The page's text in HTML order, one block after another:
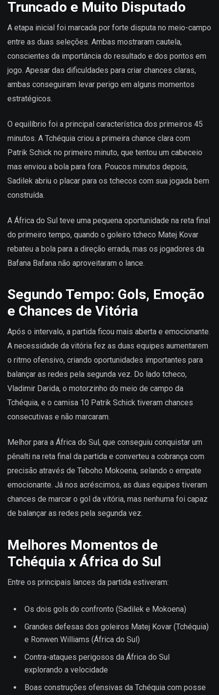
Truncado e Muito Disputado
A etapa inicial foi marcada por forte disputa no meio-campo
entre as duas seleções. Ambas mostraram cautela,
conscientes da importância do resultado e dos pontos em
jogo. Apesar das dificuldades para criar chances claras,
ambas conseguiram levar perigo em alguns momentos
estratégicos.
O equilíbrio foi a principal característica dos primeiros 45
minutos. A Tchéquia criou a primeira chance clara com
Patrik Schick no primeiro minuto, que tentou um cabeceio
mas enviou a bola para fora. Poucos minutos depois,
Sadilek abriu o placar para os tchecos com sua jogada bem
construída.
A África do Sul teve uma pequena oportunidade na reta final
do primeiro tempo, quando o goleiro tcheco Matej Kovar
rebateu a bola para a direção errada, mas os jogadores da
Bafana Bafana não aproveitaram o lance.
Segundo Tempo: Gols, Emoção
e Chances de Vitória
Após o intervalo, a partida ficou mais aberta e emocionante.
A necessidade da vitória fez as duas equipes aumentarem
o ritmo ofensivo, criando oportunidades importantes para
balançar as redes pela segunda vez. Do lado tcheco,
Vladimir Darida, o motorzinho do meio de campo da
Tchéquia, e o camisa 10 Patrik Schick tiveram chances
consecutivas e não marcaram.
Melhor para a África do Sul, que conseguiu conquistar um
pênalti na reta final da partida e converteu a cobrança com
precisão através de Teboho Mokoena, selando o empate
emocionante. Já nos acréscimos, as duas equipes tiveram
chances de marcar o gol da vitória, mas nenhuma foi capaz
de balançar as redes pela segunda vez.
Melhores Momentos de
Tchéquia x África do Sul
Entre os principais lances da partida estiveram:
Os dois gols do confronto (Sadilek e Mokoena)
Grandes defesas dos goleiros Matej Kovar (Tchéquia)
e Ronwen Williams (África do Sul)
Contra-ataques perigosos da África do Sul
explorando a velocidade
Boas construções ofensivas da Tchéquia com posse